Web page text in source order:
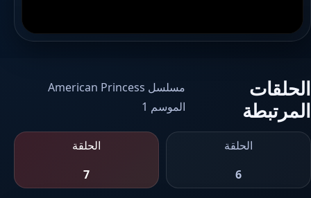
الحلقات
المرتبطة
مسلسل American Princess
الموسم 1
الحلقة
6
الحلقة
7